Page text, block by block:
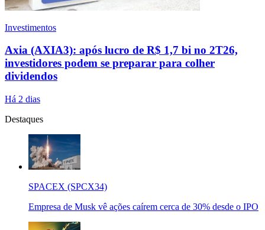
Investimentos
Axia (AXIA3): após lucro de R$ 1,7 bi no 2T26,
investidores podem se preparar para colher
dividendos
Há 2 dias
Destaques
SPACEX (SPCX34)
Empresa de Musk vê ações caírem cerca de 30% desde o IPO